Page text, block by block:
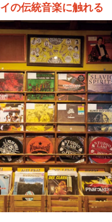
の伝統音楽に触れる